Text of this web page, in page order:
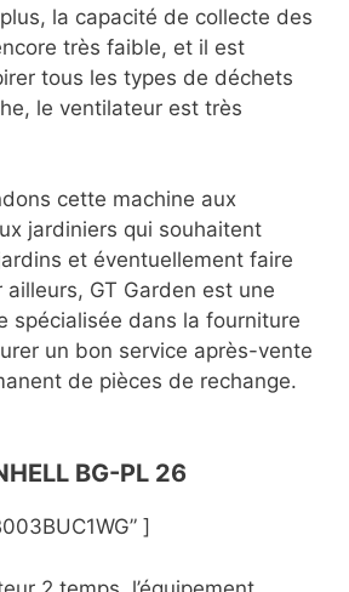
la capacité de collecte des
très faible, et il est
tous les types de déchets
le ventilateur est très
cette machine aux
jardiniers qui souhaitent
et éventuellement faire
GT Garden est une
spécialisée dans la fourniture
un bon service après-vente
de pièces de rechange.
BG-PL 26
]